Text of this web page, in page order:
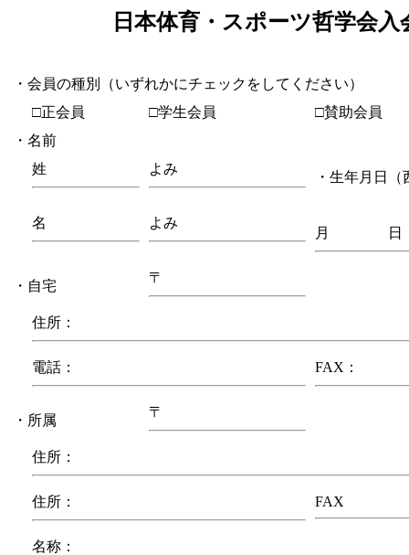
日本体育・スポーツ哲学会入
・会員の種別（いずれかにチェックをしてください）
□正会員
□学生会員
□賛助会員
・名前
姓
よみ
・生年月日（
名 よみ
月 日
・自宅
〒
住所：
電話： FAX：
・所属
〒
住所：
住所： FAX
名称：